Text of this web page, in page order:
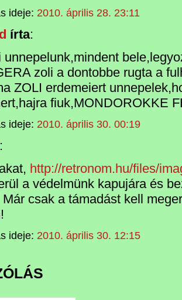
ideje: 2010. április 28. 23:11
írta:
unnepelunk,mindent
zoli a dontobbe rugta a
ZOLI erdemeiert
fiuk,MONDOROKKE
ideje: 2010. április 30. 00:19
:
http://retronom.hu/files/
a védelmünk kapujára és
Már csak a támadást kell
ideje: 2010. április 30. 12:15